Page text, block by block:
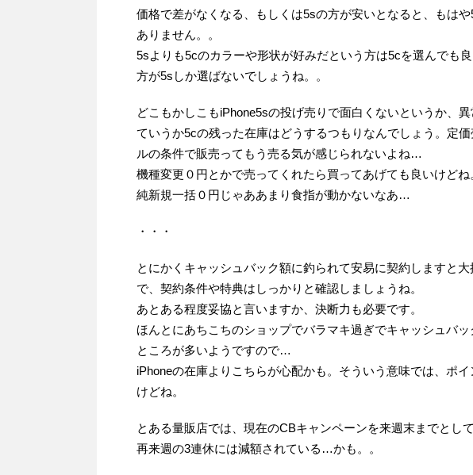
価格で差がなくなる、もしくは5sの方が安いとなると、もは
ありません。。
5sよりも5cのカラーや形状が好みだという方は5cを選んでも
方が5sしか選ばないでしょうね。。
どこもかしこもiPhone5sの投げ売りで面白くないというか、
ていうか5cの残った在庫はどうするつもりなんでしょう。定
ルの条件で販売ってもう売る気が感じられないよね…
機種変更０円とかで売ってくれたら買ってあげても良いけどね
純新規一括０円じゃああまり食指が動かないなあ…
・・・
とにかくキャッシュバック額に釣られて安易に契約しますと
で、契約条件や特典はしっかりと確認しましょうね。
あとある程度妥協と言いますか、決断力も必要です。
ほんとにあちこちのショップでバラマキ過ぎでキャッシュバ
ところが多いようですので…
iPhoneの在庫よりこちらが心配かも。そういう意味では、ポ
けどね。
とある量販店では、現在のCBキャンペーンを来週末までとして
再来週の3連休には減額されている…かも。。